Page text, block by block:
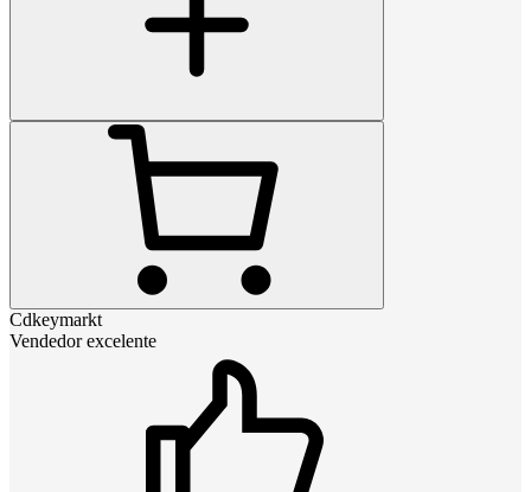
Cdkeymarkt
Vendedor excelente